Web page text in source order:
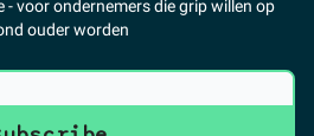
- voor ondernemers die grip willen op
ouder worden